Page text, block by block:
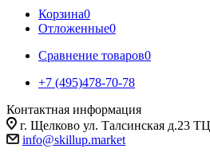
Корзина0
Отложенные0
Сравнение товаров0
+7 (495)478-70-78
Контактная информация
г. Щелково ул. Талсинская д.23
info@skillup.market